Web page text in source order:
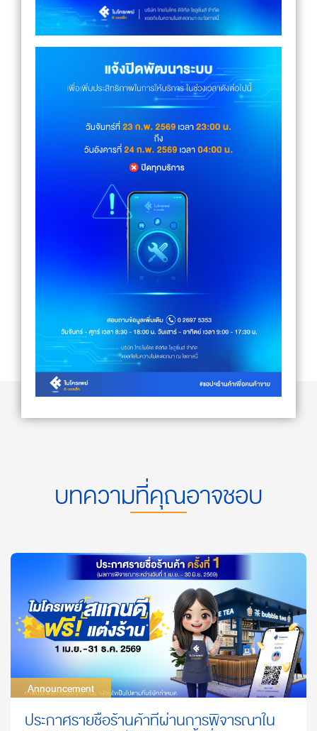
บทความที่คุณอาจชอบ
Announcement
Announcement
ประกาศรายชื่อร้านค้าที่ผ่านการพิจารณาใน